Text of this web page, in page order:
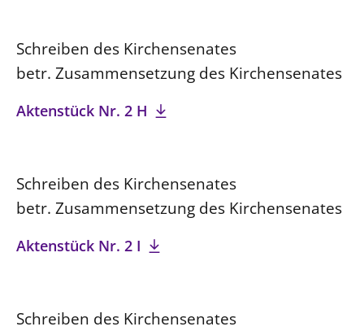
Schreiben des Kirchensenates
betr. Zusammensetzung des Kirchensenates
Aktenstück Nr. 2 H
Schreiben des Kirchensenates
betr. Zusammensetzung des Kirchensenates
Aktenstück Nr. 2 I
Schreiben des Kirchensenates